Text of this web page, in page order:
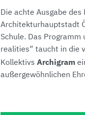
Die achte Ausgabe
Architekturhauptstadt
Schule. Das
realities“ taucht in die
KollektivsArchigram
außergewöhnlichen